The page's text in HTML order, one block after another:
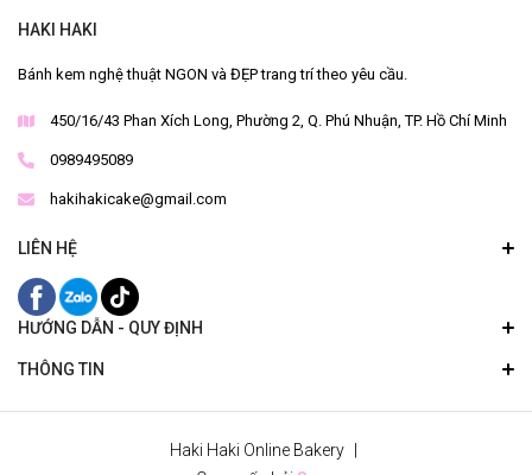
HAKI HAKI
Bánh kem nghệ thuật NGON và ĐẸP trang trí theo yêu cầu.
450/16/43 Phan Xích Long, Phường 2, Q. Phú Nhuận, TP. Hồ Chí Minh
0989495089
hakihakicake@gmail.com
LIÊN HỆ
HƯỚNG DẪN - QUY ĐỊNH
THÔNG TIN
Haki Haki Online Bakery